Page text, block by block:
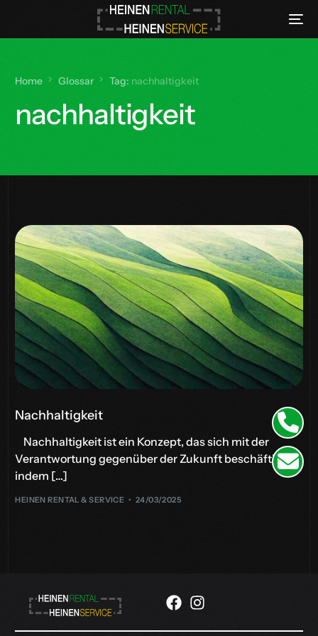
Home Glossar Tag: nachhaltigkeit
nachhaltigkeit
Nachhaltigkeit
Nachhaltigkeit ist ein Konzept, das sich mit der
Verantwortung gegenüber der Zukunft beschäftigt,
indem […]
HEINEN RENTAL & SERVICE 24/03/2025